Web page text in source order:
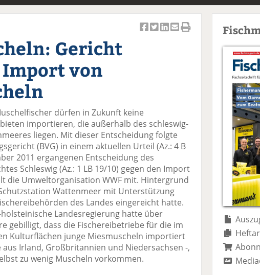
ac
e
b
o
o
k
te
il
e
n
er
n
n
k
e
di
te
il
e
n
ai
l
v
se
n
d
e
n
Gericht
von
dürfen in Zukunft keine
importieren, die außerhalb des schleswig-
liegen. Mit dieser Entscheidung folgte
(BVG) in einem aktuellen Urteil (Az.: 4 B
2011 ergangenen Entscheidung des
Schleswig (Az.: 1 LB 19/10) gegen den Import
die Umweltorganisation WWF mit. Hintergrund
Wattenmeer mit Unterstützung
des Landes eingereicht hatte.
Landesregierung hatte über
gebilligt, dass die Fischereibetriebe für die im
Kulturflächen junge Miesmuscheln importiert
Irland, Großbritannien und Niedersachsen -,
zu wenig Muscheln vorkommen.